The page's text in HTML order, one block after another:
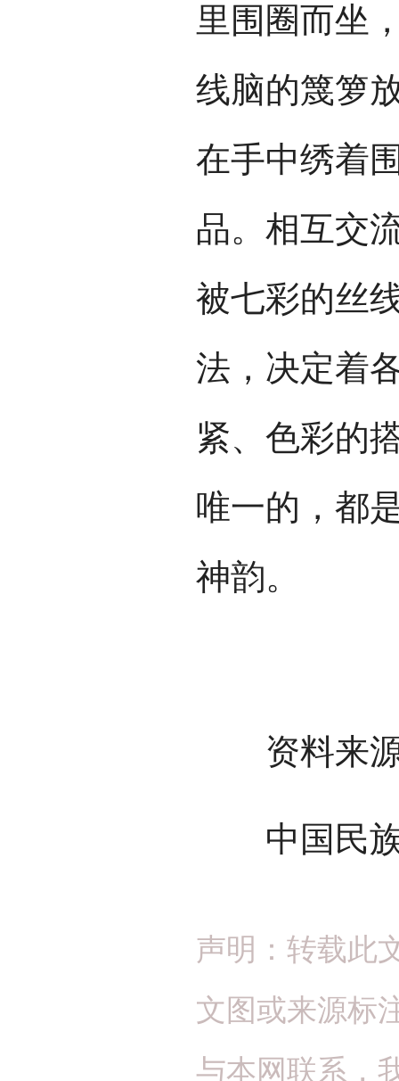
里围圈而坐
线脑的篾箩
在手中绣着
品。相互交
被七彩的丝
法，决定着
紧、色彩的
唯一的，都
神韵。
资料来
中国民
声明：转载此
文图或来源标
与本网联系，